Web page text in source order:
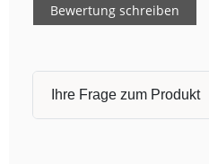
Bewertung schreiben
Ihre Frage zum Produkt